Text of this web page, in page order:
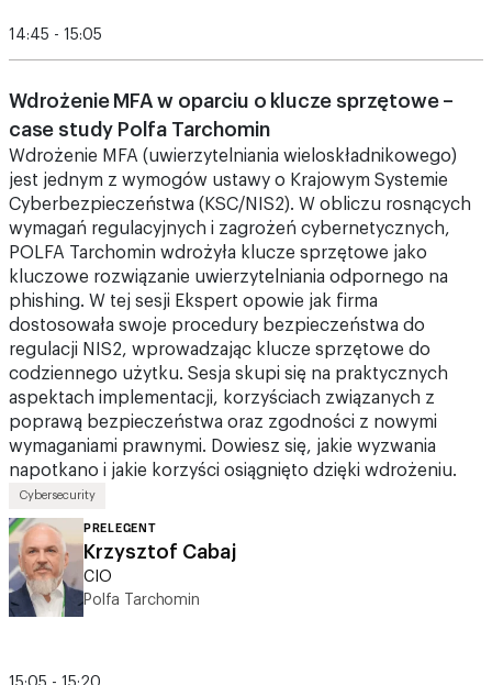
Wdrożenie MFA (uwierzytelniania wieloskładnikowego)
jest jednym z wymogów ustawy o Krajowym Systemie
Cyberbezpieczeństwa (KSC/NIS2). W obliczu rosnących
wymagań regulacyjnych i zagrożeń cybernetycznych,
POLFA Tarchomin wdrożyła klucze sprzętowe jako
kluczowe rozwiązanie uwierzytelniania odpornego na
phishing. W tej sesji Ekspert opowie jak firma
dostosowała swoje procedury bezpieczeństwa do
regulacji NIS2, wprowadzając klucze sprzętowe do
codziennego użytku. Sesja skupi się na praktycznych
aspektach implementacji, korzyściach związanych z
poprawą bezpieczeństwa oraz zgodności z nowymi
wymaganiami prawnymi. Dowiesz się, jakie wyzwania
napotkano i jakie korzyści osiągnięto dzięki wdrożeniu.
Cybersecurity
PRELEGENT
Krzysztof Cabaj
CIO
Polfa Tarchomin